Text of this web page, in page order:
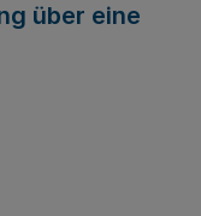
über eine